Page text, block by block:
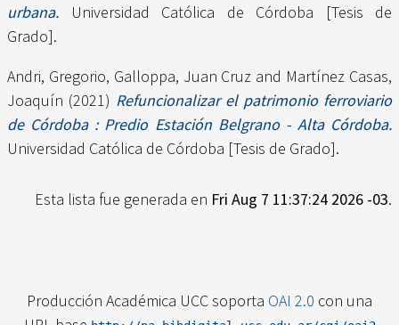
urbana. Universidad Católica de Córdoba [Tesis de
Grado].
Andri, Gregorio, Galloppa, Juan Cruz and Martínez Casas,
Joaquín (2021) Refuncionalizar el patrimonio ferroviario
de Córdoba : Predio Estación Belgrano - Alta Córdoba.
Universidad Católica de Córdoba [Tesis de Grado].
Esta lista fue generada en Fri Aug 7 11:37:24 2026 -03.
Producción Académica UCC soporta OAI 2.0 con una